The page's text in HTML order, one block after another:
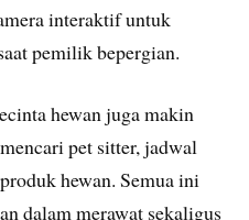
interaktif untuk
pemilik bepergian.
hewan juga makin
pet sitter, jadwal
hewan. Semua ini
dalam merawat sekaligus